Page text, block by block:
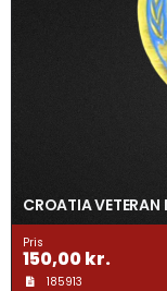
CROATIA
Pris
150,00kr.
185913